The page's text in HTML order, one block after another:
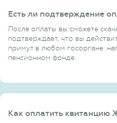
Есть ли подтверждение
После оплаты вы сможете
подтверждает, что вы
примут в любом госоргане:
пенсионном фонде.
Как оплатить квитанцию